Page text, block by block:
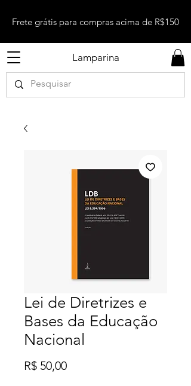
Lamparina
Frete grátis para compras acima de R$150
Lei de Diretrizes e
Bases da Educação
Nacional
R$ 50,00Preço